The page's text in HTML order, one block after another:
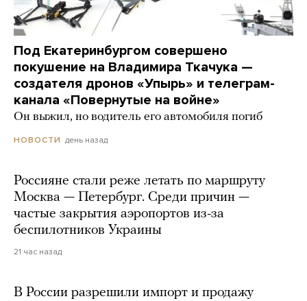
Под Екатеринбургом совершено
покушение на Владимира Ткачука —
создателя дронов «Упырь» и телеграм-
канала «Повернутые на войне»
Он выжил, но водитель его автомобиля погиб
НОВОСТИ день назад
Россияне стали реже летать по маршруту
Москва — Петербург. Среди причин —
частые закрытия аэропортов из-за
беспилотников Украины
21 час назад
В России разрешили импорт и продажу